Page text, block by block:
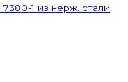
1 из нерж. стали